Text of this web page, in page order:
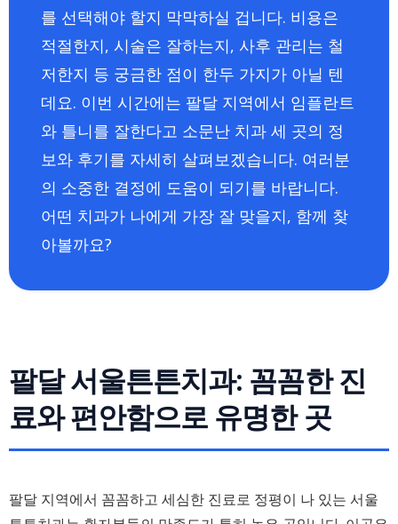
를 선택해야 할지 막막하실 겁니다. 비용은
적절한지, 시술은 잘하는지, 사후 관리는 철
저한지 등 궁금한 점이 한두 가지가 아닐 텐
데요. 이번 시간에는 팔달 지역에서 임플란트
와 틀니를 잘한다고 소문난 치과 세 곳의 정
보와 후기를 자세히 살펴보겠습니다. 여러분
의 소중한 결정에 도움이 되기를 바랍니다.
어떤 치과가 나에게 가장 잘 맞을지, 함께 찾
아볼까요?
팔달 서울튼튼치과: 꼼꼼한 진
료와 편안함으로 유명한 곳
팔달 지역에서 꼼꼼하고 세심한 진료로 정평이 나 있는 서울